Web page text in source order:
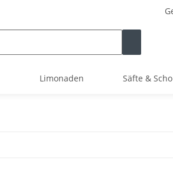
Limonaden Säfte &